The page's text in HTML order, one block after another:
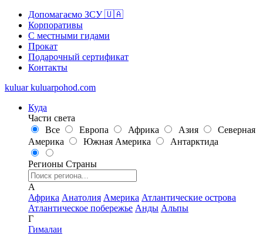
Допомагаємо ЗСУ 🇺🇦
Корпоративы
С местными гидами
Прокат
Подарочный сертификат
Контакты
kuluar kuluarpohod.com
Куда
Части света
Все
Европа Африка Азия
Северная
Америка
Южная Америка Антарктида
Регионы Страны
А
Африка Анатолия Америка Атлантические острова
Атлантическое побережье Анды Альпы
Г
Гималаи